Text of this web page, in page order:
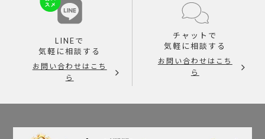
LINEで
気軽に相談する
お問い合わせはこち
ら
チャットで
気軽に相談する
お問い合わせはこち
ら